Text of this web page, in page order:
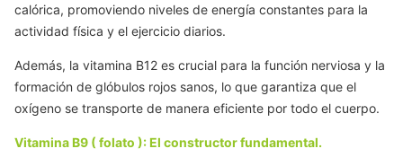
calórica, promoviendo niveles de energía constantes para la
actividad física y el ejercicio diarios.
Además, la vitamina B12 es crucial para la función nerviosa y la
formación de glóbulos rojos sanos, lo que garantiza que el
oxígeno se transporte de manera eficiente por todo el cuerpo.
Vitamina B9 ( folato ): El constructor fundamental.